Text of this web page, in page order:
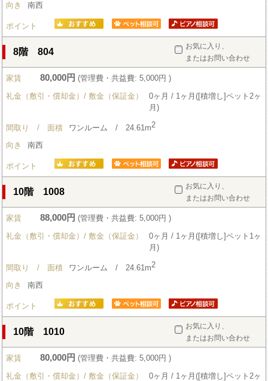
向き 南西
ポイント
お気に入り、
またはお問い合わせ
8階 804
家賃 80,000円 (管理費・共益費: 5,000円 )
礼金（敷引・償却金）/ 敷金（保証金）
0ヶ月 / 1ヶ月([積増し]ペット2ヶ
月)
間取り / 面積 ワンルーム / 24.61m2
向き 南西
ポイント
お気に入り、
またはお問い合わせ
10階 1008
家賃 88,000円 (管理費・共益費: 5,000円 )
礼金（敷引・償却金）/ 敷金（保証金）
0ヶ月 / 1ヶ月([積増し]ペット1ヶ
月)
間取り / 面積 ワンルーム / 24.61m2
向き 南西
ポイント
お気に入り、
またはお問い合わせ
10階 1010
家賃 80,000円 (管理費・共益費: 5,000円 )
礼金（敷引・償却金）/ 敷金（保証金）
0ヶ月 / 1ヶ月([積増し]ペット2ヶ